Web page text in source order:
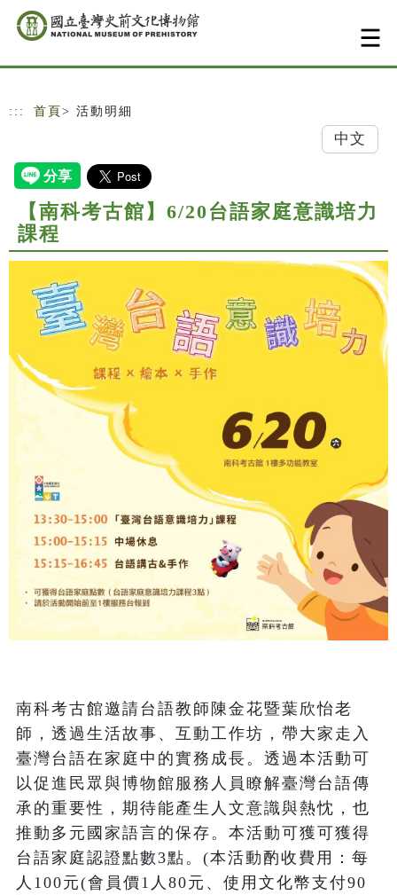
跳到主要內容
網站導覽
::: 首頁 > 活動明細
中文
【南科考古館】6/20台語家庭意識培力
課程
南科考古館邀請台語教師陳金花暨葉欣怡老
師，透過生活故事、互動工作坊，帶大家走入
臺灣台語在家庭中的實務成長。透過本活動可
以促進民眾與博物館服務人員瞭解臺灣台語傳
承的重要性，期待能產生人文意識與熱忱，也
推動多元國家語言的保存。本活動可獲可獲得
台語家庭認證點數3點。(本活動酌收費用：每
人100元(會員價1人80元、使用文化幣支付90